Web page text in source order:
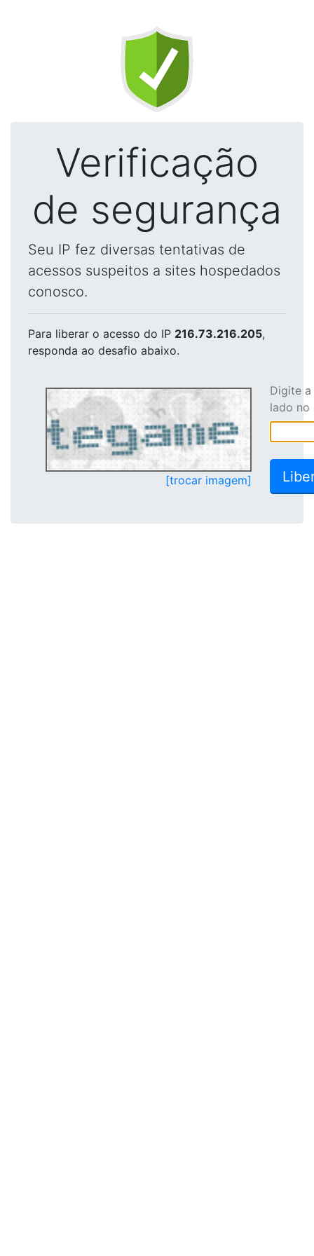
Verificação
de segurança
Seu IP fez diversas tentativas de
acessos suspeitos a sites hospedados
conosco.
Para liberar o acesso do IP 216.73.216.205,
responda ao desafio abaixo.
[trocar imagem]
Digite
lado no